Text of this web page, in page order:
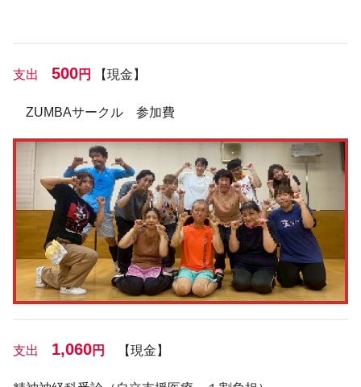
支出 500円 【現金】
ZUMBAサークル 参加費
支出 1,060円 【現金】